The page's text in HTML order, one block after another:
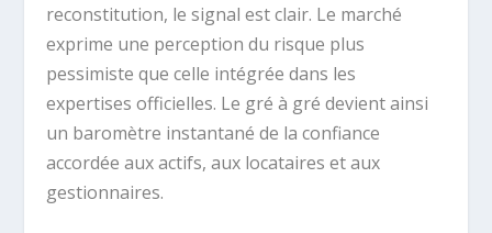
reconstitution, le signal est clair. Le marché
exprime une perception du risque plus
pessimiste que celle intégrée dans les
expertises officielles. Le gré à gré devient ainsi
un baromètre instantané de la confiance
accordée aux actifs, aux locataires et aux
gestionnaires.